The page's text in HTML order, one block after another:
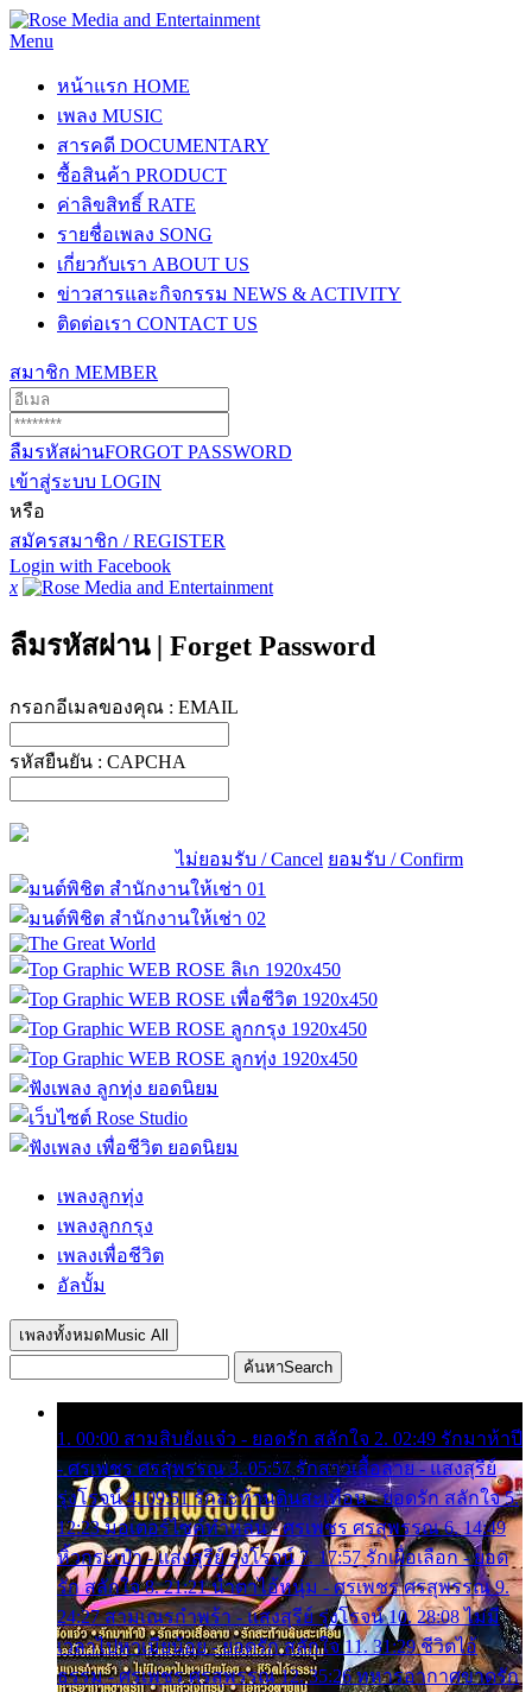
Menu
หน้าแรก HOME
เพลง MUSIC
สารคดี DOCUMENTARY
ซื้อสินค้า PRODUCT
ค่าลิขสิทธิ์ RATE
รายชื่อเพลง SONG
เกี่ยวกับเรา ABOUT US
ข่าวสารและกิจกรรม NEWS & ACTIVITY
ติดต่อเรา CONTACT US
สมาชิก MEMBER
ลืมรหัสผ่านFORGOT PASSWORD
เข้าสู่ระบบ LOGIN
หรือ
สมัครสมาชิก / REGISTER
Login with Facebook
x
ลืมรหัสผ่าน | Forget Password
กรอกอีเมลของคุณ : EMAIL
รหัสยืนยัน : CAPCHA
ไม่ยอมรับ / Cancel ยอมรับ / Confirm
เพลงลูกทุ่ง
เพลงลูกกรุง
เพลงเพื่อชีวิต
อัลบั้ม
เพลงทั้งหมด Music All
ค้นหาSearch
1. 00:00 สามสิบยังแจ๋ว - ยอดรัก สลักใจ 2. 02:49 รักมาห้าปี
- ศรเพชร ศรสุพรรณ 3. 05:57 รักสาวเสื้อลาย - แสงสุรีย์
รุ่งโรจน์ 4. 09:51 รักสะท้านดินสะเทือน - ยอดรัก สลักใจ 5.
12:23 มอเตอร์ไซค์ทำหล่น - ศรเพชร ศรสุพรรณ 6. 14:49
หิ้วกระเป๋า - แสงสุรีย์ รุ่งโรจน์ 7. 17:57 รักเผื่อเลือก - ยอด
รัก สลักใจ 8. 21:21 น้ำตาไอ้หนุ่ม - ศรเพชร ศรสุพรรณ 9.
24:27 สามเณรกำพร้า - แสงสุรีย์ รุ่งโรจน์ 10. 28:08 ไม่มี
เวลาไปหาเมียน้อย - ยอดรัก สลักใจ 11. 31:29 ชีวิตไอ้
ธรรม - ศรเพชร ศรสุพรรณ 12. 35:26 ทหารอากาศขาดรัก